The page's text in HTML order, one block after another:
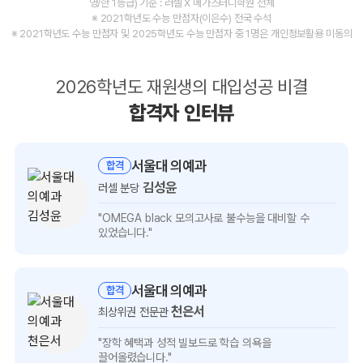
영/한 1등급) 기준 : 러셀 X 메가스터디학원 전체
※ 2021학년도 수능 만점자(이은수) 전국 수석
※ 2021학년도 수능 만점자 및 2025학년도 수능 만점자 중 1명은 개인정보활용 미동의
2026학년도 재원생의 대입성공 비결
합격자 인터뷰
합격 서울대 의예과
러셀 분당 김성윤
"OMEGA black 모의고사로 불수능을 대비할 수
있었습니다."
합격 서울대 의예과
최상위권 전문관천은서
"장학 혜택과 성적 빌보드로학습 의욕을
끌어올렸습니다."